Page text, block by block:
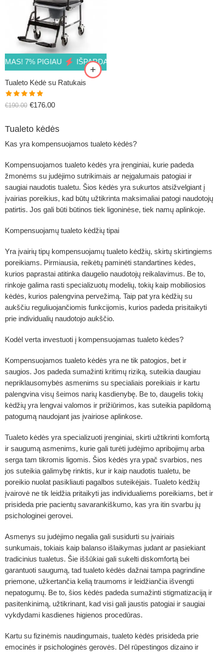
7% PIGIAU IŠPARDAVIMAS! 7% PIGIAU
Tualeto Kėdė su Ratukais
Įvertinimas:
€190.00 €176.00
Tualeto kėdės
Kas yra kompensuojamos tualeto kėdės?
Kompensuojamos tualeto kėdės yra įrenginiai, kurie padeda
žmonėms su judėjimo sutrikimais ar neįgalumais patogiai ir
saugiai naudotis tualetu. Šios kėdės yra sukurtos atsižvelgiant į
įvairias poreikius, kad būtų užtikrinta maksimaliai patogi naudotojų
patirtis. Jos gali būti būtinos tiek ligoninėse, tiek namų aplinkoje.
Kompensuojamų tualeto kėdžių tipai
Yra įvairių tipų kompensuojamų tualeto kėdžių, skirtų skirtingiems
poreikiams. Pirmiausia, reikėtų paminėti standartines kėdes,
kurios paprastai atitinka daugelio naudotojų reikalavimus. Be to,
rinkoje galima rasti specializuotų modelių, tokių kaip mobiliosios
kėdės, kurios palengvina pervežimą. Taip pat yra kėdžių su
aukščiu reguliuojančiomis funkcijomis, kurios padeda prisitaikyti
prie individualių naudotojo aukščio.
Kodėl verta investuoti į kompensuojamas tualeto kėdes?
Kompensuojamos tualeto kėdės yra ne tik patogios, bet ir
saugios. Jos padeda sumažinti kritimų riziką, suteikia daugiau
nepriklausomybės asmenims su specialiais poreikiais ir kartu
palengvina visų šeimos narių kasdienybę. Be to, daugelis tokių
kėdžių yra lengvai valomos ir prižiūrimos, kas suteikia papildomą
patogumą naudojant jas įvairiose aplinkose.
Tualeto kėdės yra specializuoti įrenginiai, skirti užtikrinti komfortą
ir saugumą asmenims, kurie gali turėti judėjimo apribojimų arba
serga tam tikromis ligomis. Šios kėdės yra ypač svarbios, nes
jos suteikia galimybę rinktis, kur ir kaip naudotis tualetu, be
poreikio nuolat pasikliauti pagalbos suteikėjais. Tualeto kėdžių
įvairovė ne tik leidžia pritaikyti jas individualiems poreikiams, bet ir
prisideda prie pacientų savarankiškumo, kas yra itin svarbu jų
psichologinei gerovei.
Asmenys su judėjimo negalia gali susidurti su įvairiais
sunkumais, tokiais kaip balanso išlaikymas judant ar pasiekiant
tradicinius tualetus. Šie iššūkiai gali sukelti diskomfortą bei
garantuoti saugumą, tad tualeto kėdės dažnai tampa pagrindine
priemone, užkertančia kelią traumoms ir leidžiančia išvengti
nepatogumų. Be to, šios kėdės padeda sumažinti stigmatizaciją ir
pasitenkinimą, užtikrinant, kad visi gali jaustis patogiai ir saugiai
vykdydami kasdienes higienos procedūras.
Kartu su fizinėmis naudingumais, tualeto kėdės prisideda prie
emocinės ir psichologinės gerovės. Dėl rūpestingos dizaino ir